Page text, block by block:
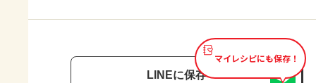
マイレシピにも保存！
LINEに保存